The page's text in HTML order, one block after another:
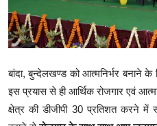
बांदा, बुन्देलखण्ड को आत्मनिर्भर बनाने
इस प्रयास से ही आर्थिक रोजगार एवं
क्षेत्र की डीजीपी 30 प्रतिशत करने में